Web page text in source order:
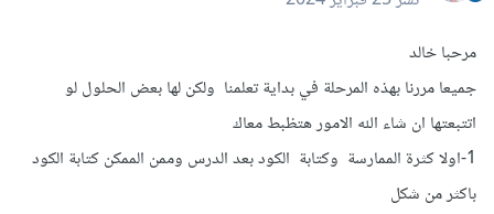
مرحبا خالد
جميعا مررنا بهذه المرحلة في بداية تعلمنا ولكن لها بعض الحلول لو
اتتبعتها ان شاء الله الامور هتظبط معاك
1-اولا كثرة الممارسة وكتابة الكود بعد الدرس وممن الممكن كتابة الكود
باكثر من شكل